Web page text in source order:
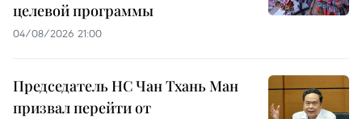
целевой программы
04/08/2026 21:00
Председатель НС Чан Тхань Ман
призвал перейти от